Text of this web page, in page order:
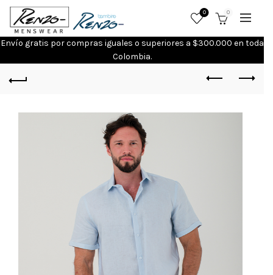
0 0
Envío gratis por compras iguales o superiores a $300.000 en toda
Colombia.